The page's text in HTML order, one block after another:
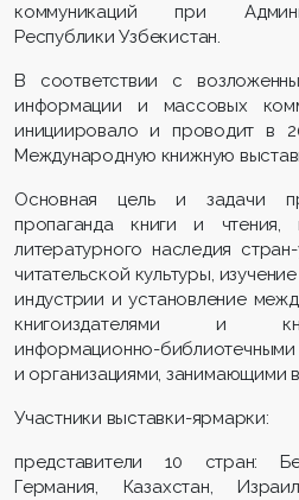
коммуникаций при
Республики Узбекистан.
В соответствии с
информации и массовых
инициировало и проводит в
Международную книжную
Основная цель и задачи
пропаганда книги и
литературного наследия
читательской культуры,
индустрии и установление
книгоиздателями и
информационно-
и организациями, занимающими
Участники выставки-ярмарки:
представители 10 стран:
Германия, Казахстан,